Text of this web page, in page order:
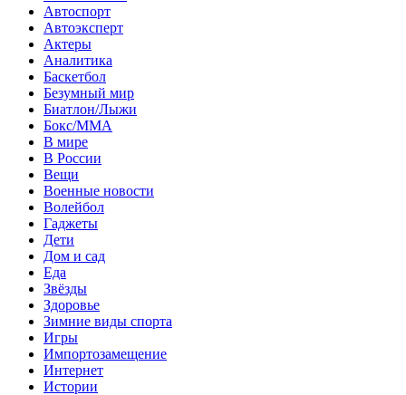
Автоспорт
Автоэксперт
Актеры
Аналитика
Баскетбол
Безумный мир
Биатлон/Лыжи
Бокс/MMA
В мире
В России
Вещи
Военные новости
Волейбол
Гаджеты
Дети
Дом и сад
Еда
Звёзды
Здоровье
Зимние виды спорта
Игры
Импортозамещение
Интернет
Истории